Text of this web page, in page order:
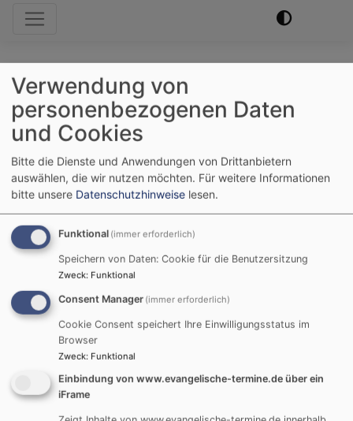
Hauptnavigation
Impressum
www.passau-sankt-matthaeus.deist ein Angebot der
Evangelisch-Lutherischen Kirchengemeinde Passau
Sankt Matthäus. Diese ist eine Körperschaft des
öffentlichen Rechts, vertreten durch Herrn Dekan
Jochen Wilde.
Anbieter gemäß § 5 TMG:
Evangelisch-Luth. Kirchengemeinde Passau Sankt
Matthäus
Dietrich-Bonhoeffer-Platz 1
94032 Passau
Telefon: (0851) 931 32 22
Verwendung von
personenbezogenen Daten
und Cookies
Bitte die Dienste und Anwendungen von Drittanbietern
auswählen, die wir nutzen möchten. Für weitere Informationen
bitte unsere Datenschutzhinweise lesen.
Funktional (immer erforderlich)
Speichern von Daten: Cookie für die Benutzersitzung
Zweck: Funktional
Consent Manager (immer erforderlich)
Cookie Consent speichert Ihre Einwilligungsstatus im
Browser
Zweck: Funktional
Einbindung von www.evangelische-termine.de über ein
iFrame